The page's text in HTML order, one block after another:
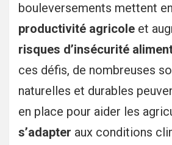
bouleversements mettent
productivité agricole et
risques d’insécurité
ces défis, de nombreuses
naturelles et durables
en place pour aider les
s’adapter aux conditions